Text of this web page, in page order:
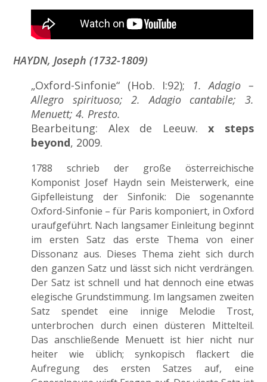
HAYDN, Joseph(1732-1809)
„Oxford-Sinfonie“ (Hob. I:92); 1. Adagio –
Allegro spirituoso; 2. Adagio cantabile; 3.
Menuett; 4. Presto.
Bearbeitung: Alex de Leeuw.x steps
beyond, 2009.
1788 schrieb der große österreichische
Komponist Josef Haydn sein Meisterwerk, eine
Gipfelleistung der Sinfonik: Die sogenannte
Oxford-Sinfonie – für Paris komponiert, in Oxford
uraufgeführt. Nach langsamer Einleitung beginnt
im ersten Satz das erste Thema von einer
Dissonanz aus. Dieses Thema zieht sich durch
den ganzen Satz und lässt sich nicht verdrängen.
Der Satz ist schnell und hat dennoch eine etwas
elegische Grundstimmung. Im langsamen zweiten
Satz spendet eine innige Melodie Trost,
unterbrochen durch einen düsteren Mittelteil.
Das anschließende Menuett ist hier nicht nur
heiter wie üblich; synkopisch flackert die
Aufregung des ersten Satzes auf, eine